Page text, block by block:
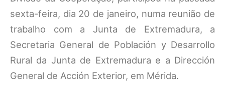
sexta-feira, dia 20 de janeiro, numa reunião de
trabalho com a Junta de Extremadura, a
Secretaria General de Población y Desarrollo
Rural da Junta de Extremadura e a Dirección
General de Acción Exterior, em Mérida.